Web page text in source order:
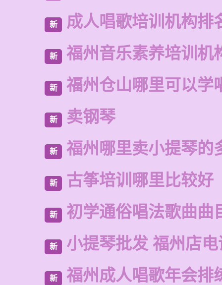
新 成人唱歌培训机构排
新 福州音乐素养培训机
新 福州仓山哪里可以学
新 卖钢琴
新 福州哪里卖小提琴的
新 古筝培训哪里比较好
新 初学通俗唱法歌曲曲
新 小提琴批发 福州店
新 福州成人唱歌年会排